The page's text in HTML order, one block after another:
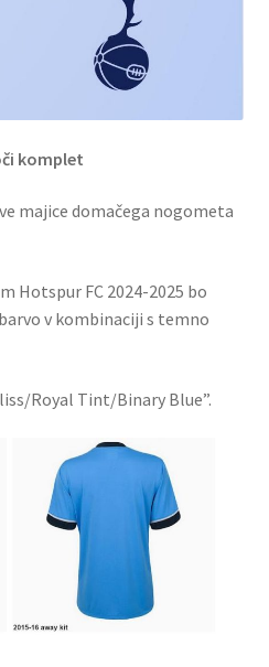
komplet
majice domačega nogometa
Hotspur FC 2024-2025 bo
v kombinaciji s temno
Royal Tint/Binary Blue”.